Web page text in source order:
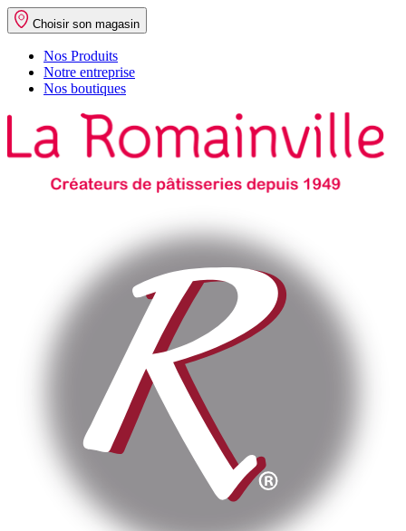
Choisir son magasin
Nos Produits
Notre entreprise
Nos boutiques